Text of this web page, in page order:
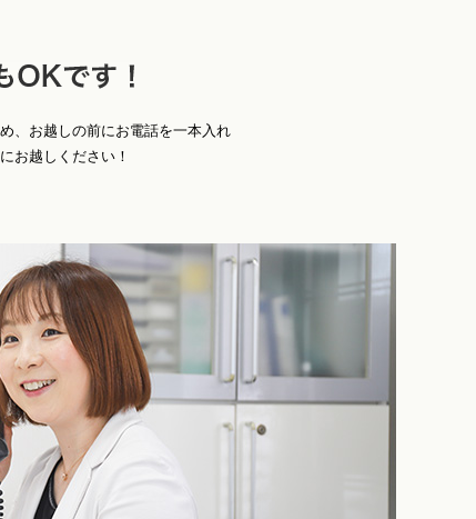
、お越しの前にお電話を一本入れ
お越しください！